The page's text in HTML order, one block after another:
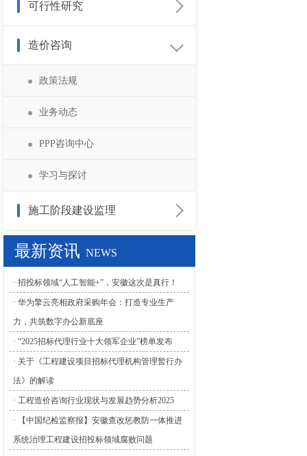
招标公告
可行性研究
政策法规
业务动态
学习与指导
造价咨询
政策法规
业务动态
PPP咨询中心
学习与探讨
施工阶段建设监理
政策法规
业务动态
学习与探讨
最新资讯 NEWS
· 招投标领域“人工智能+”，安徽这次是真行！
· 华为擎云亮相政府采购年会：打造专业生产
力，共筑数字办公新底座
· “2025招标代理行业十大领军企业”榜单发布
· 关于《工程建设项目招标代理机构管理暂行办
法》的解读
· 工程造价咨询行业现状与发展趋势分析2025
· 【中国纪检监察报】安徽查改惩教防一体推进
系统治理工程建设招投标领域腐败问题